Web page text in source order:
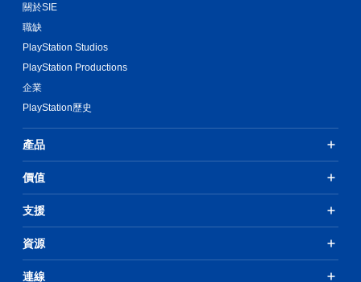
關於SIE
職缺
PlayStation Studios
PlayStation Productions
企業
PlayStation歷史
產品
價值
支援
資源
連線